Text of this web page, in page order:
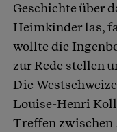
Geschichte über
Heimkinder las,
wollte die
zur Rede stellen
Die
Louise-Henri
Treffen zwischen